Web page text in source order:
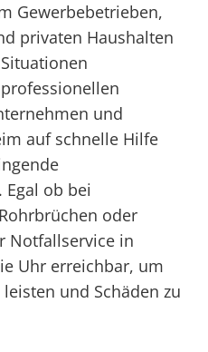
Gewerbebetrieben,
privaten Haushalten
und
auf schnelle Hilfe
ob bei
oder
Notfallservice in
Uhr erreichbar, um
und Schäden zu